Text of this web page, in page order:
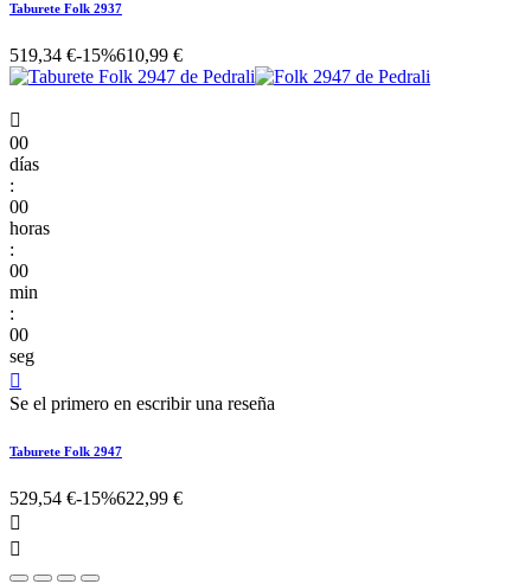
Taburete Folk 2937
519,34 €-15%610,99 €

00
días
:
00
horas
:
00
min
:
00
seg

Se el primero en escribir una reseña
Taburete Folk 2947
529,54 €-15%622,99 €

